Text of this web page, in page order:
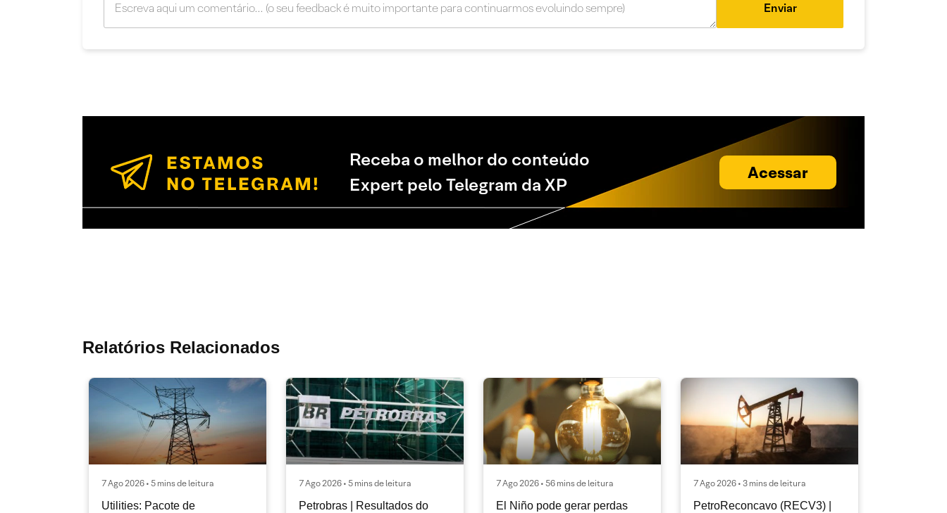
Enviar
Receba o melhor do conteúdo
Expert pelo Telegram da XP
Acessar
Relatórios Relacionados
7 Ago 2026 • 5 mins de leitura
Utilities: Pacote de
7 Ago 2026 • 5 mins de leitura
Petrobras | Resultados do
7 Ago 2026 • 56 mins de leitura
El Niño pode gerar perdas
7 Ago 2026 • 3 mins de leitura
PetroReconcavo (RECV3) |